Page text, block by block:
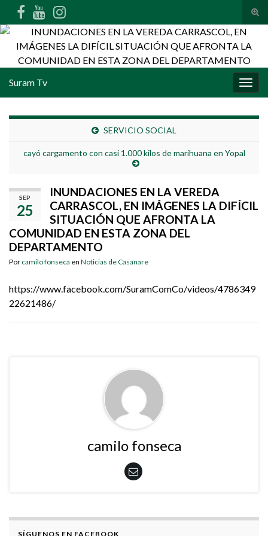
Search for:
Suram Tv
SERVICIO SOCIAL
cayó cargamento con casi 1.000 kilos de marihuana en Yopal
SEP
25
INUNDACIONES EN LA VEREDA
CARRASCOL, EN IMÁGENES LA DIFÍCIL
SITUACIÓN QUE AFRONTA LA
COMUNIDAD EN ESTA ZONA DEL
DEPARTAMENTO
Por camilo fonseca en Noticias de Casanare
https://www.facebook.com/SuramComCo/videos/4786349
22621486/
camilo fonseca
SÍGUENOS EN FACEBOOK